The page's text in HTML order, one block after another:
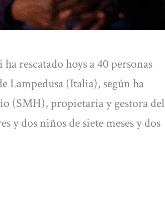
rescatado hoys a 40 personas
Lampedusa (Italia), según ha
(SMH), propietaria y gestora del
y dos niños de siete meses y dos